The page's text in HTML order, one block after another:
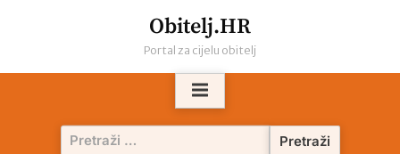
Obitelj.HR
Portal za cijelu obitelj
Pretraži: